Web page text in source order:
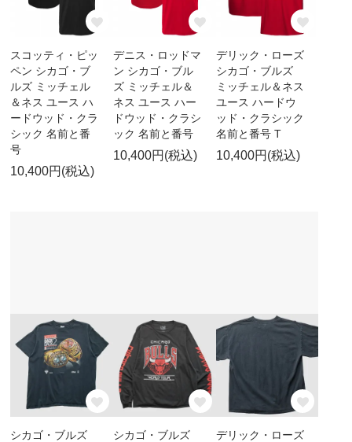
スコッティ・ピッ
ペン シカゴ・ブ
ルズ ミッチェル
＆ネス ユース ハ
ードウッド・クラ
シック 名前と番
号
10,400円(税込)
デニス・ロッドマ
ン シカゴ・ブル
ズ ミッチェル＆
ネス ユース ハー
ドウッド・クラシ
ック 名前と番号
10,400円(税込)
デリック・ローズ
シカゴ・ブルズ
ミッチェル＆ネス
ユース ハードウ
ッド・クラシック
名前と番号 T
10,400円(税込)
シカゴ・ブルズ
シカゴ・ブルズ
デリック・ローズ